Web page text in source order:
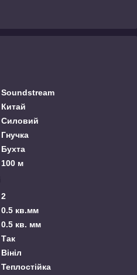
Soundstream
Китай
Силовий
Гнучка
Бухта
100 м
2
0.5 кв.мм
0.5 кв. мм
Так
Вініл
Теплостійка